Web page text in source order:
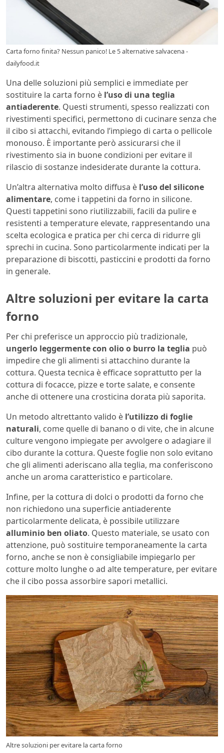
Carta forno finita? Nessun panico! Le 5 alternative salvacena -
dailyfood.it
Una delle soluzioni più semplici e immediate per
sostituire la carta forno è l’uso di una teglia
antiaderente. Questi strumenti, spesso realizzati con
rivestimenti specifici, permettono di cucinare senza che
il cibo si attacchi, evitando l’impiego di carta o pellicole
monouso. È importante però assicurarsi che il
rivestimento sia in buone condizioni per evitare il
rilascio di sostanze indesiderate durante la cottura.
Un’altra alternativa molto diffusa è l’uso del silicone
alimentare, come i tappetini da forno in silicone.
Questi tappetini sono riutilizzabili, facili da pulire e
resistenti a temperature elevate, rappresentando una
scelta ecologica e pratica per chi cerca di ridurre gli
sprechi in cucina. Sono particolarmente indicati per la
preparazione di biscotti, pasticcini e prodotti da forno
in generale.
Altre soluzioni per evitare la carta
forno
Per chi preferisce un approccio più tradizionale,
ungerlo leggermente con olio o burro la teglia può
impedire che gli alimenti si attacchino durante la
cottura. Questa tecnica è efficace soprattutto per la
cottura di focacce, pizze e torte salate, e consente
anche di ottenere una crosticina dorata più saporita.
Un metodo altrettanto valido è l’utilizzo di foglie
naturali, come quelle di banano o di vite, che in alcune
culture vengono impiegate per avvolgere o adagiare il
cibo durante la cottura. Queste foglie non solo evitano
che gli alimenti aderiscano alla teglia, ma conferiscono
anche un aroma caratteristico e particolare.
Infine, per la cottura di dolci o prodotti da forno che
non richiedono una superficie antiaderente
particolarmente delicata, è possibile utilizzare
alluminio ben oliato. Questo materiale, se usato con
attenzione, può sostituire temporaneamente la carta
forno, anche se non è consigliabile impiegarlo per
cotture molto lunghe o ad alte temperature, per evitare
che il cibo possa assorbire sapori metallici.
Altre soluzioni per evitare la carta forno